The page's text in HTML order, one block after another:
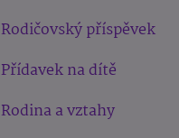
Rodičovský příspěvek
Přídavek na dítě
Rodina a vztahy